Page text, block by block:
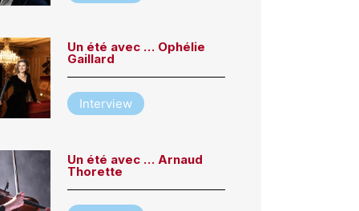
Un été avec … Ophélie
Gaillard
Interview
Un été avec … Arnaud
Thorette